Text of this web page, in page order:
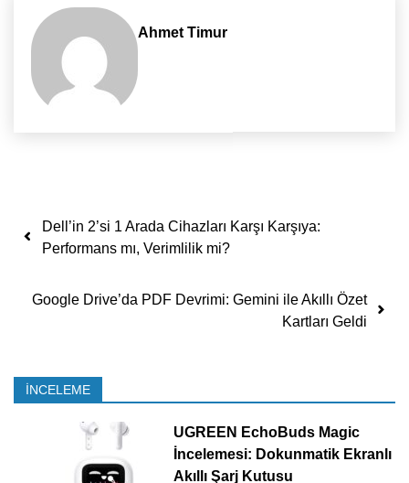
Ahmet Timur
Yazı dolaşımı
Dell’in 2’si 1 Arada Cihazları Karşı Karşıya:
Performans mı, Verimlilik mi?
Google Drive’da PDF Devrimi: Gemini ile Akıllı Özet
Kartları Geldi
İNCELEME
UGREEN EchoBuds Magic
İncelemesi: Dokunmatik Ekranlı
Akıllı Şarj Kutusu